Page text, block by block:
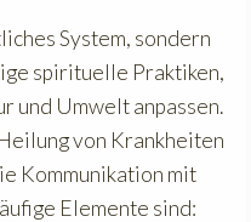
System, sondern
spirituelle Praktiken,
und Umwelt anpassen.
von Krankheiten
Kommunikation mit
Elemente sind: